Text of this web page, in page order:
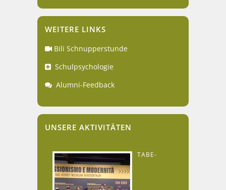
WEITERE LINKS
Bili Schnupperstunde
Schulpsychologie
Alumni-Feedback
UNSERE AKTIVITÄTEN
TABE-